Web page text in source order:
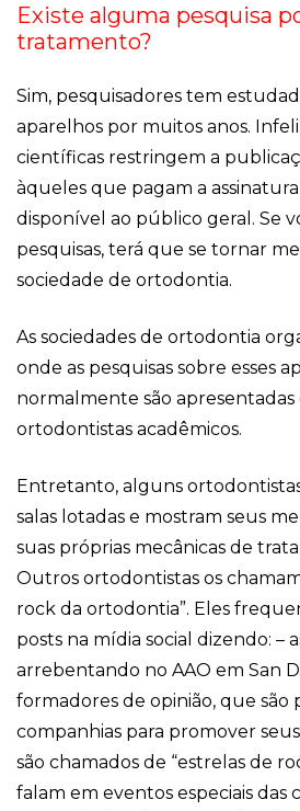
Existe alguma pesquisa
tratamento?
Sim, pesquisadores tem
aparelhos por muitos anos.
científicas restringem a
àqueles que pagam a
disponível ao público geral. Se
pesquisas, terá que se tornar
sociedade de ortodontia.
As sociedades de ortodontia
onde as pesquisas sobre esses
normalmente são apresentadas
ortodontistas acadêmicos.
Entretanto, alguns
salas lotadas e mostram seus
suas próprias mecânicas de
Outros ortodontistas os
rock da ortodontia”. Eles
posts na mídia social dizendo: –
arrebentando no AAO em San
formadores de opinião, que são
companhias para promover
são chamados de “estrelas de
falam em eventos especiais das